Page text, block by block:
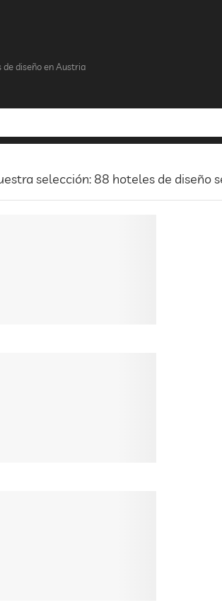
de diseño en Austria
selección: 88 hoteles de diseño